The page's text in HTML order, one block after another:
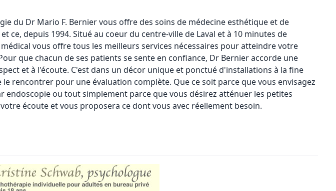
du Dr Mario F. Berniervous offre des soins de médecine esthétique et de
ce, depuis 1994. Situé au coeur du centre-ville de Laval et à 10 minutes de
vous offre tous les meilleurs services nécessaires pour atteindre votre
que chacun de ses patients se sente en confiance, Dr Bernier accorde une
et à l'écoute. C'est dans un décor unique et ponctué d'installations à la fine
rencontrer pour une évaluation complète. Que ce soit parce que vous envisagez
endoscopie ou tout simplement parce que vous désirez atténuer les petites
écoute et vous proposera ce dont vous avec réellement besoin.